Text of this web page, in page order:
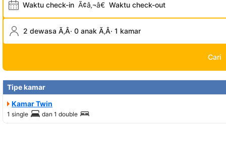
Waktu check-in Ã¢â‚¬â€ Waktu check-out
2 dewasa Ã‚Â· 0 anak Ã‚Â· 1 kamar
Cari
Tipe kamar
Kamar Twin
1 single dan 1 double